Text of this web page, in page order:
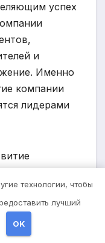
успех
и
Именно
компании
лидерами
для
с
а также
технологии, чтобы
лучший
OK